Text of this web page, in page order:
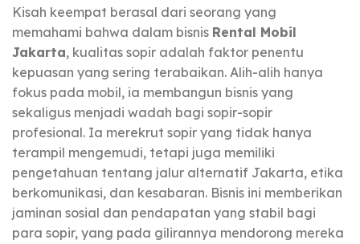
Kisah keempat berasal dari seorang yang
memahami bahwa dalam bisnis Rental Mobil
Jakarta, kualitas sopir adalah faktor penentu
kepuasan yang sering terabaikan. Alih-alih hanya
fokus pada mobil, ia membangun bisnis yang
sekaligus menjadi wadah bagi sopir-sopir
profesional. Ia merekrut sopir yang tidak hanya
terampil mengemudi, tetapi juga memiliki
pengetahuan tentang jalur alternatif Jakarta, etika
berkomunikasi, dan kesabaran. Bisnis ini memberikan
jaminan sosial dan pendapatan yang stabil bagi
para sopir, yang pada gilirannya mendorong mereka